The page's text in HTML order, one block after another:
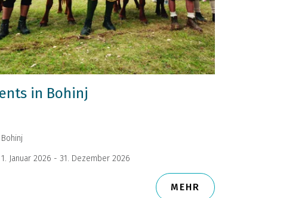
in Bohinj
Bohinj
1. Januar 2026 - 31. Dezember 2026
MEHR